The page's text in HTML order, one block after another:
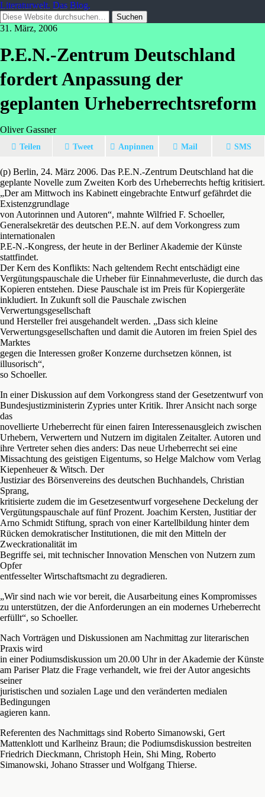
Literaturwelt. Das Blog.
31. März, 2006
P.E.N.-Zentrum Deutschland
fordert Anpassung der
geplanten Urheberrechtsreform
Oliver Gassner
Teilen Tweet Anpinnen Mail SMS
(p) Berlin, 24. März 2006. Das P.E.N.-Zentrum Deutschland hat die
geplante Novelle zum Zweiten Korb des Urheberrechts heftig kritisiert.
„Der am Mittwoch ins Kabinett eingebrachte Entwurf gefährdet die
Existenzgrundlage
von Autorinnen und Autoren“, mahnte Wilfried F. Schoeller,
Generalsekretär des deutschen P.E.N. auf dem Vorkongress zum
internationalen
P.E-N.-Kongress, der heute in der Berliner Akademie der Künste
stattfindet.
Der Kern des Konflikts: Nach geltendem Recht entschädigt eine
Vergütungspauschale die Urheber für Einnahmeverluste, die durch das
Kopieren entstehen. Diese Pauschale ist im Preis für Kopiergeräte
inkludiert. In Zukunft soll die Pauschale zwischen
Verwertungsgesellschaft
und Hersteller frei ausgehandelt werden. „Dass sich kleine
Verwertungsgesellschaften und damit die Autoren im freien Spiel des
Marktes
gegen die Interessen großer Konzerne durchsetzen können, ist
illusorisch“,
so Schoeller.
In einer Diskussion auf dem Vorkongress stand der Gesetzentwurf von
Bundesjustizministerin Zypries unter Kritik. Ihrer Ansicht nach sorge
das
novellierte Urheberrecht für einen fairen Interessenausgleich zwischen
Urhebern, Verwertern und Nutzern im digitalen Zeitalter. Autoren und
ihre Vertreter sehen dies anders: Das neue Urheberrecht sei eine
Missachtung des geistigen Eigentums, so Helge Malchow vom Verlag
Kiepenheuer & Witsch. Der
Justiziar des Börsenvereins des deutschen Buchhandels, Christian
Sprang,
kritisierte zudem die im Gesetzesentwurf vorgesehene Deckelung der
Vergütungspauschale auf fünf Prozent. Joachim Kersten, Justitiar der
Arno Schmidt Stiftung, sprach von einer Kartellbildung hinter dem
Rücken demokratischer Institutionen, die mit den Mitteln der
Zweckrationalität im
Begriffe sei, mit technischer Innovation Menschen von Nutzern zum
Opfer
entfesselter Wirtschaftsmacht zu degradieren.
„Wir sind nach wie vor bereit, die Ausarbeitung eines Kompromisses
zu unterstützen, der die Anforderungen an ein modernes Urheberrecht
erfüllt“, so Schoeller.
Nach Vorträgen und Diskussionen am Nachmittag zur literarischen
Praxis wird
in einer Podiumsdiskussion um 20.00 Uhr in der Akademie der Künste
am Pariser Platz die Frage verhandelt, wie frei der Autor angesichts
seiner
juristischen und sozialen Lage und den veränderten medialen
Bedingungen
agieren kann.
Referenten des Nachmittags sind Roberto Simanowski, Gert
Mattenklott und Karlheinz Braun; die Podiumsdiskussion bestreiten
Friedrich Dieckmann, Christoph Hein, Shi Ming, Roberto
Simanowski, Johano Strasser und Wolfgang Thierse.